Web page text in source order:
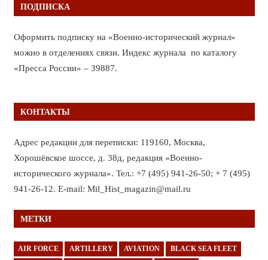
ПОДПИСКА
Оформить подписку на «Военно-исторический журнал»
можно в отделениях связи. Индекс журнала по каталогу
«Пресса России» – 39887.
КОНТАКТЫ
Адрес редакции для переписки: 119160, Москва,
Хорошёвское шоссе, д. 38д, редакция «Военно-
исторического журнала». Тел.: +7 (495) 941-26-50; + 7 (495)
941-26-12. E-mail: Mil_Hist_magazin@mail.ru
МЕТКИ
AIR FORCE ARTILLERY AVIATION BLACK SEA FLEET